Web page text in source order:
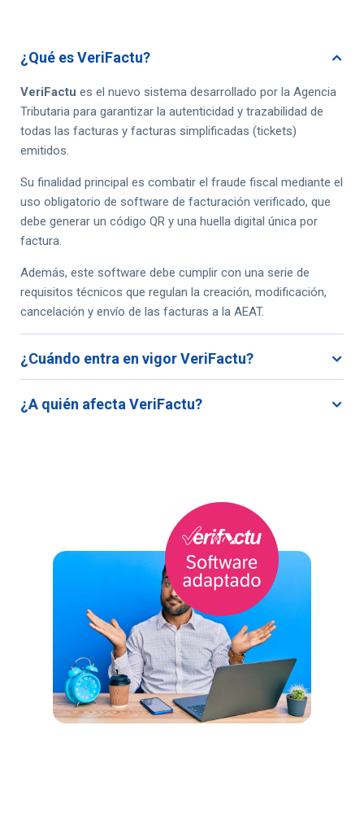
¿Qué es VeriFactu?
VeriFactu es el nuevo sistema desarrollado por la Agencia
Tributaria para garantizar la autenticidad y trazabilidad de
todas las facturas y facturas simplificadas (tickets)
emitidos.
Su finalidad principal es combatir el fraude fiscal mediante el
uso obligatorio de software de facturación verificado, que
debe generar un código QR y una huella digital única por
factura.
Además, este software debe cumplir con una serie de
requisitos técnicos que regulan la creación, modificación,
cancelación y envío de las facturas a la AEAT.
¿Cuándo entra en vigor VeriFactu?
¿A quién afecta VeriFactu?